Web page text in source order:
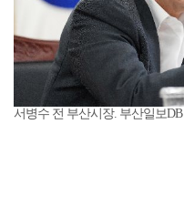
서병수 전 부산시장. 부산일보DB